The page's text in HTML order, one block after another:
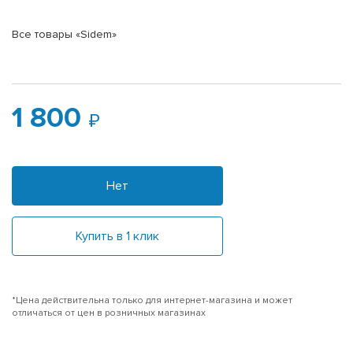
Все товары «Sidem»
1 800
Нет
Купить в 1 клик
*Цена действительна только для интернет-магазина и может
отличаться от цен в розничных магазинах